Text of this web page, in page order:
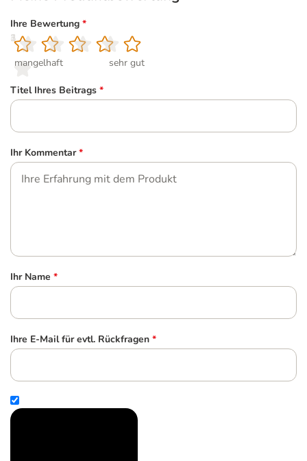
Ihre Bewertung *
1
mangelhaft
2
3
4
5
sehr gut
Titel Ihres Beitrags *
Ihr Kommentar *
Ihr Name *
Ihre E-Mail für evtl. Rückfragen *